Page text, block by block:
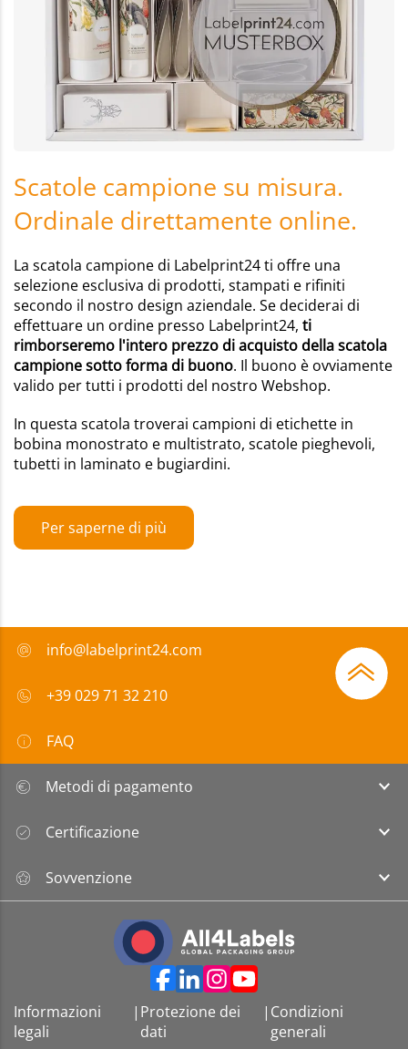
Scatole campione su misura.
Ordinale direttamente online.
La scatola campione di Labelprint24 ti offre una
selezione esclusiva di prodotti, stampati e rifiniti
secondo il nostro design aziendale. Se deciderai di
effettuare un ordine presso Labelprint24, ti
rimborseremo l'intero prezzo di acquisto della scatola
campione sotto forma di buono. Il buono è ovviamente
valido per tutti i prodotti del nostro Webshop.
In questa scatola troverai campioni di etichette in
bobina monostrato e multistrato, scatole pieghevoli,
tubetti in laminato e bugiardini.
Per saperne di più
info@labelprint24.com
+39 029 71 32 210
FAQ
Metodi di pagamento
Certificazione
Sovvenzione
Informazioni
legali
| Protezione dei
dati
| Condizioni
generali